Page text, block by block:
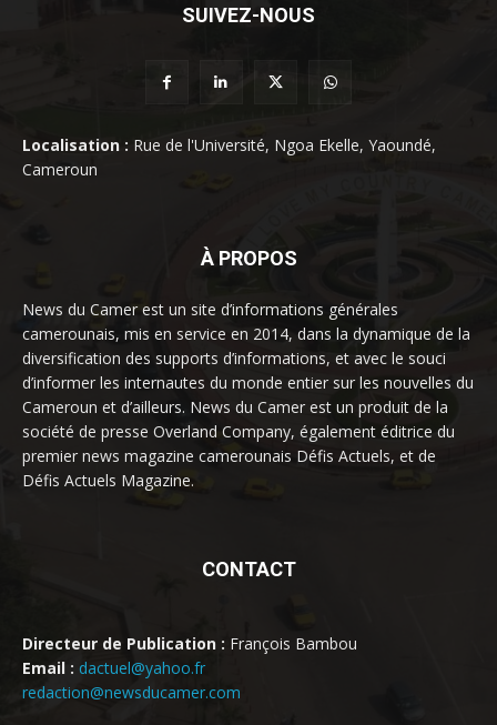
SUIVEZ-NOUS
Localisation : Rue de l'Université, Ngoa Ekelle, Yaoundé,
Cameroun
À PROPOS
News du Camer est un site d’informations générales
camerounais, mis en service en 2014, dans la dynamique de la
diversification des supports d’informations, et avec le souci
d’informer les internautes du monde entier sur les nouvelles du
Cameroun et d’ailleurs. News du Camer est un produit de la
société de presse Overland Company, également éditrice du
premier news magazine camerounais Défis Actuels, et de
Défis Actuels Magazine.
CONTACT
Directeur de Publication : François Bambou
Email : dactuel@yahoo.fr
redaction@newsducamer.com